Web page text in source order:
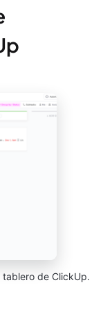
de ClickUp.